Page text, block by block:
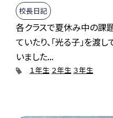
校長日記
各クラスで夏休み中の課
ていたり、「光る子」を渡
いました...
１年生 ２年生 ３年生